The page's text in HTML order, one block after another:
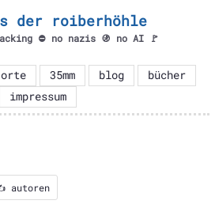
der roiberhöhle
⛔ no nazis 🚯 no AI 🚩
orte 35mm blog
bücher
impressum
autoren